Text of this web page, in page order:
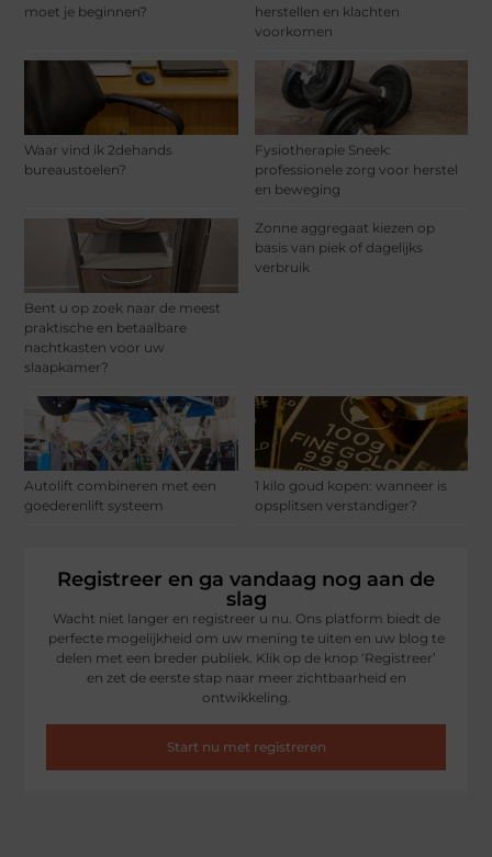
moet je beginnen?
herstellen en klachten
voorkomen
Waar vind ik 2dehands
bureaustoelen?
Fysiotherapie Sneek:
professionele zorg voor herstel
en beweging
Bent u op zoek naar de meest
praktische en betaalbare
nachtkasten voor uw
slaapkamer?
Zonne aggregaat kiezen op
basis van piek of dagelijks
verbruik
Autolift combineren met een
goederenlift systeem
1 kilo goud kopen: wanneer is
opsplitsen verstandiger?
Registreer en ga vandaag nog aan de
slag
Wacht niet langer en registreer u nu. Ons platform biedt de
perfecte mogelijkheid om uw mening te uiten en uw blog te
delen met een breder publiek. Klik op de knop ‘Registreer’
en zet de eerste stap naar meer zichtbaarheid en
ontwikkeling.
Start nu met registreren